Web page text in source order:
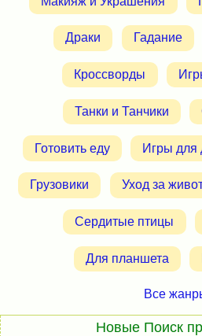
Драки Гадание
Кроссворды
Танки и Танчики
Готовить еду Игры для
Грузовики Уход за
Сердитые птицы
Для планшета
Все
Новые Поиск